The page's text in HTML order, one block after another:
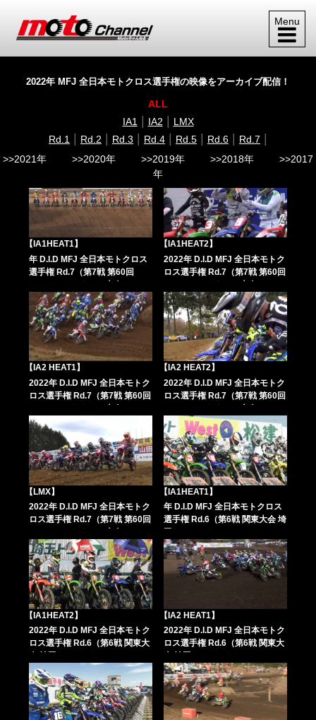
Menu
2022年 MFJ 全日本モトクロス選手権の映像をアーカイブ配信！
ALL
IA1| IA2
LMX
Rd.1
Rd.2 Rd.3 Rd.4 Rd.5 Rd.6 Rd.7
>>2021年 >>2020年 >>2019年 >>2018年
>>2017
年
【IA1HEAT1】
年 D.I.D MFJ 全日本モトクロス
選手権 Rd.7（第7戦 第60回
MFJ-GP モトクロス大会））
【IA1HEAT2】
2022年 D.I.D MFJ 全日本モトク
ロス選手権 Rd.7（第7戦 第60回
MFJ-GP モトクロス大会））
【IA2 HEAT1】
2022年 D.I.D MFJ 全日本モトク
ロス選手権 Rd.7（第7戦 第60回
MFJ-GP モトクロス大会））
【IA2 HEAT2】
2022年 D.I.D MFJ 全日本モトク
ロス選手権 Rd.7（第7戦 第60回
MFJ-GP モトクロス大会））
【LMX】
2022年 D.I.D MFJ 全日本モトク
ロス選手権 Rd.7（第7戦 第60回
【IA1HEAT1】
年 D.I.D MFJ 全日本モトクロス
選手権 Rd.6（第6戦 関東大会 埼
【IA1HEAT2】
2022年 D.I.D MFJ 全日本モトク
ロス選手権 Rd.6（第6戦 関東大
【IA2 HEAT1】
2022年 D.I.D MFJ 全日本モトク
ロス選手権 Rd.6（第6戦 関東大